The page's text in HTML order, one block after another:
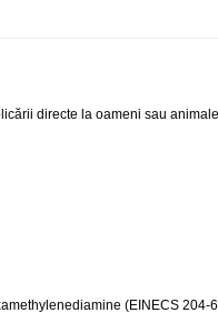
directe la oameni sau
(EINECS